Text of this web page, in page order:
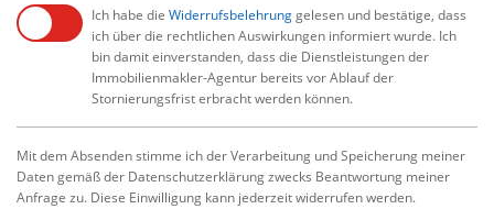
Ich habe die Widerrufsbelehrunggelesen und bestätige, dass
ich über die rechtlichen Auswirkungen informiert wurde. Ich
bin damit einverstanden, dass die Dienstleistungen der
Immobilienmakler-Agentur bereits vor Ablauf der
Stornierungsfrist erbracht werden können.
Mit dem Absenden stimme ich der Verarbeitung und Speicherung meiner
Daten gemäß der Datenschutzerklärung zwecks Beantwortung meiner
Anfrage zu. Diese Einwilligung kann jederzeit widerrufen werden.